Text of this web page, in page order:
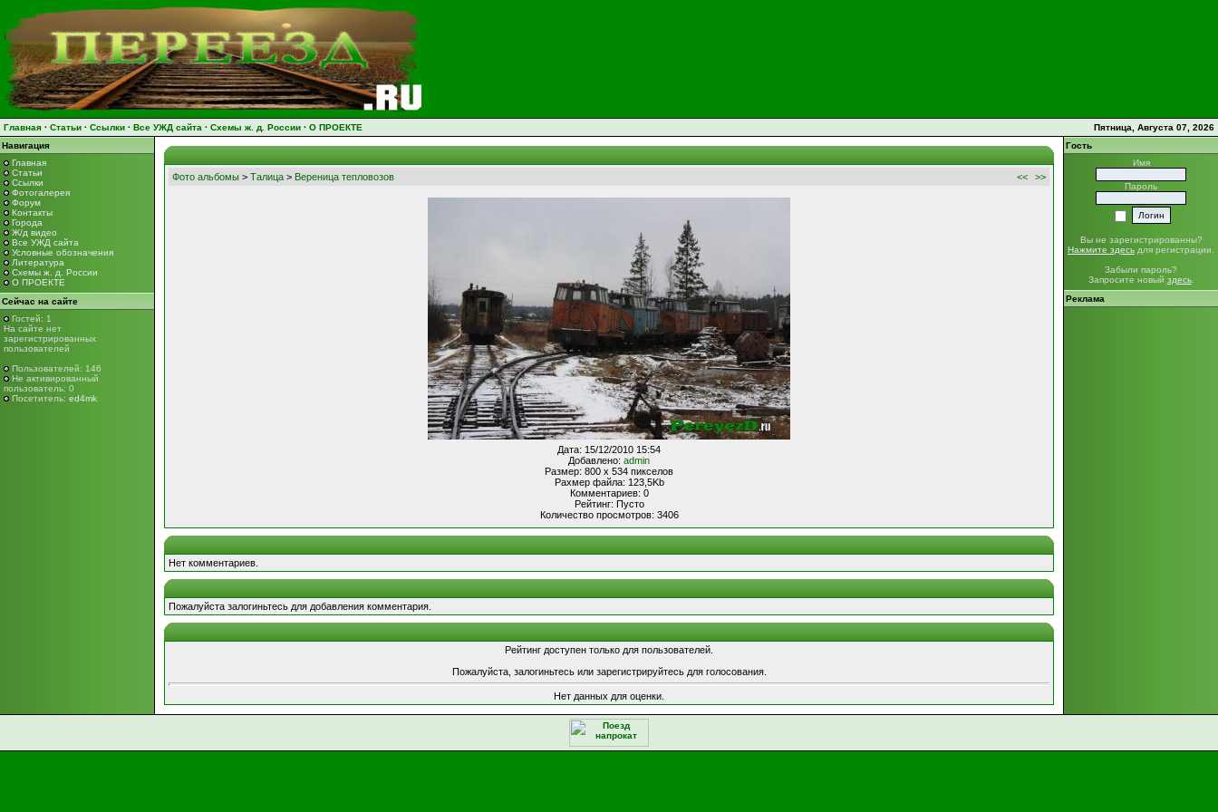
Главная · Статьи · Ссылки · Все УЖД сайта · Схемы ж. д. России · О ПРОЕКТЕ
Пятница, Августа 07, 2026
Навигация
Главная
Статьи
Ссылки
Фотогалерея
Форум
Контакты
Города
Ж/д видео
Все УЖД сайта
Условные обозначения
Литература
Схемы ж. д. России
О ПРОЕКТЕ
Сейчас на сайте
Гостей: 1
На сайте нет
зарегистрированных
пользователей
Пользователей: 146
Не активированный
пользователь: 0
Посетитель: ed4mk
Фото альбомы > Талица > Вереница тепловозов << >>
Дата: 15/12/2010 15:54
Добавлено: admin
Размер: 800 x 534 пикселов
Рахмер файла: 123,5Kb
Комментариев: 0
Рейтинг: Пусто
Количество просмотров: 3406
Нет комментариев.
Пожалуйста залогиньтесь для добавления комментария.
Рейтинг доступен только для пользователей.
Пожалуйста, залогиньтесь или зарегистрируйтесь для голосования.
Нет данных для оценки.
Гость
Имя
Пароль
Вы не зарегистрированны?
Нажмите здесь для регистрации.
Забыли пароль?
Запросите новый здесь.
Реклама